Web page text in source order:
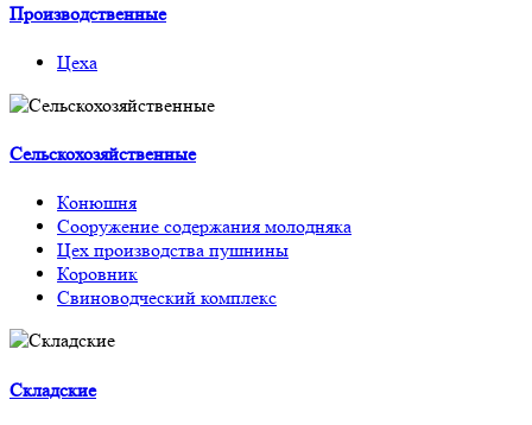
Производственные
Цеха
Сельскохозяйственные
Конюшня
Сооружение содержания молодняка
Цех производства пушнины
Коровник
Свиноводческий комплекс
Складские